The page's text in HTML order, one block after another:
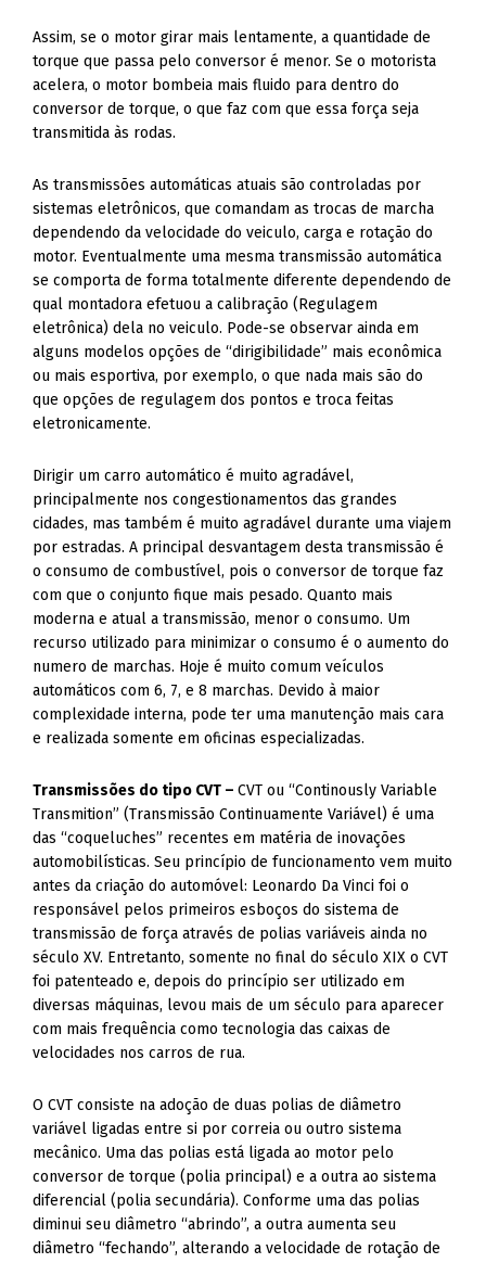
Assim, se o motor girar mais lentamente, a quantidade de
torque que passa pelo conversor é menor. Se o motorista
acelera, o motor bombeia mais fluido para dentro do
conversor de torque, o que faz com que essa força seja
transmitida às rodas.
As transmissões automáticas atuais são controladas por
sistemas eletrônicos, que comandam as trocas de marcha
dependendo da velocidade do veiculo, carga e rotação do
motor. Eventualmente uma mesma transmissão automática
se comporta de forma totalmente diferente dependendo de
qual montadora efetuou a calibração (Regulagem
eletrônica) dela no veiculo. Pode-se observar ainda em
alguns modelos opções de “dirigibilidade” mais econômica
ou mais esportiva, por exemplo, o que nada mais são do
que opções de regulagem dos pontos e troca feitas
eletronicamente.
Dirigir um carro automático é muito agradável,
principalmente nos congestionamentos das grandes
cidades, mas também é muito agradável durante uma viajem
por estradas. A principal desvantagem desta transmissão é
o consumo de combustível, pois o conversor de torque faz
com que o conjunto fique mais pesado. Quanto mais
moderna e atual a transmissão, menor o consumo. Um
recurso utilizado para minimizar o consumo é o aumento do
numero de marchas. Hoje é muito comum veículos
automáticos com 6, 7, e 8 marchas. Devido à maior
complexidade interna, pode ter uma manutenção mais cara
e realizada somente em oficinas especializadas.
Transmissões do tipo CVT –CVT ou “Continously Variable
Transmition” (Transmissão Continuamente Variável) é uma
das “coqueluches” recentes em matéria de inovações
automobilísticas. Seu princípio de funcionamento vem muito
antes da criação do automóvel: Leonardo Da Vinci foi o
responsável pelos primeiros esboços do sistema de
transmissão de força através de polias variáveis ainda no
século XV. Entretanto, somente no final do século XIX o CVT
foi patenteado e, depois do princípio ser utilizado em
diversas máquinas, levou mais de um século para aparecer
com mais frequência como tecnologia das caixas de
velocidades nos carros de rua.
O CVT consiste na adoção de duas polias de diâmetro
variável ligadas entre si por correia ou outro sistema
mecânico. Uma das polias está ligada ao motor pelo
conversor de torque (polia principal) e a outra ao sistema
diferencial (polia secundária). Conforme uma das polias
diminui seu diâmetro “abrindo”, a outra aumenta seu
diâmetro “fechando”, alterando a velocidade de rotação de